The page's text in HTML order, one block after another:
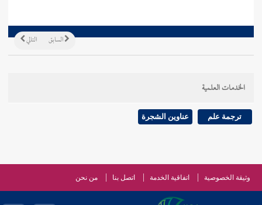
التالي السابق
الخدمات العلمية
ترجمة علم عناوين الشجرة
وثيقة الخصوصية اتفاقية الخدمة اتصل بنا من نحن